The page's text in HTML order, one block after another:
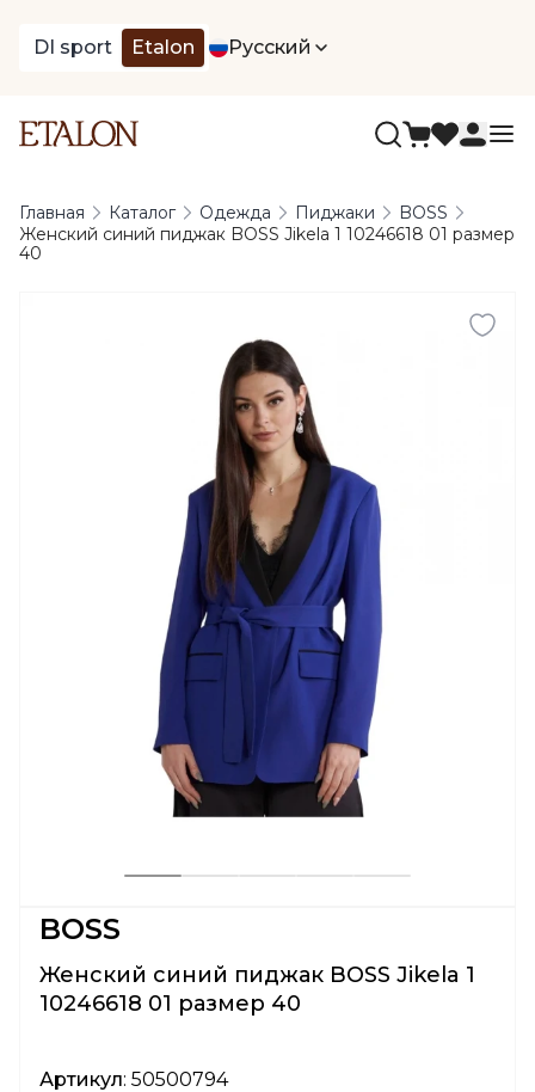
DI sport Etalon Русский
Главная Каталог Одежда Пиджаки
BOSS
Женский синий пиджак BOSS Jikela 1 10246618 01 размер
40
BOSS
Женский синий пиджак BOSS Jikela 1
10246618 01 размер 40
Артикул: 50500794